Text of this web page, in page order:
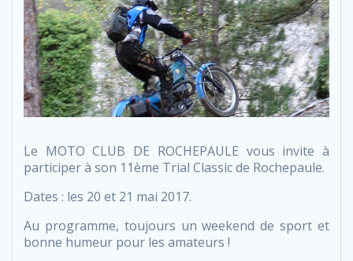
Le MOTO CLUB DE ROCHEPAULE vous invite à
participer à son 11ème Trial Classic de Rochepaule.
Dates : les 20 et 21 mai 2017.
Au programme, toujours un weekend de sport et
bonne humeur pour les amateurs !